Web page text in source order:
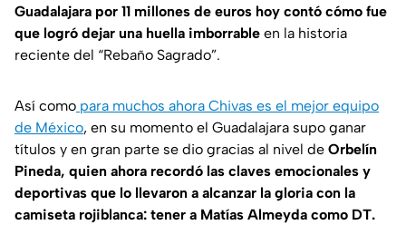
Guadalajara por 11 millones de euros hoy contó cómo fue
que logró dejar una huella imborrable en la historia
reciente del “Rebaño Sagrado”.
Así como para muchos ahora Chivas es el mejor equipo
de México, en su momento el Guadalajara supo ganar
títulos y en gran parte se dio gracias al nivel de Orbelín
Pineda, quien ahora recordó las claves emocionales y
deportivas que lo llevaron a alcanzar la gloria con la
camiseta rojiblanca: tener a Matías Almeyda como DT.